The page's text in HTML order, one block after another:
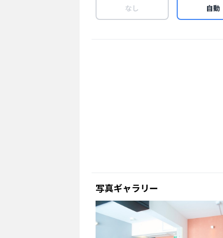
なし 自動
写真ギャラリー